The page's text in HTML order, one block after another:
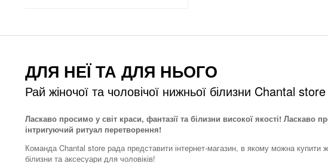
ДЛЯ НЕЇ ТА ДЛЯ НЬОГО
Рай жіночої та чоловічої нижньої білизни Chantal store
Ласкаво просимо у світ краси, фантазії та білизни високої якості! Ласкаво
інтригуючий ритуал перетворення!
Команда Chantal store рада представити інтернет-магазин, в якому можна
білизни та аксесуари для чоловіків!